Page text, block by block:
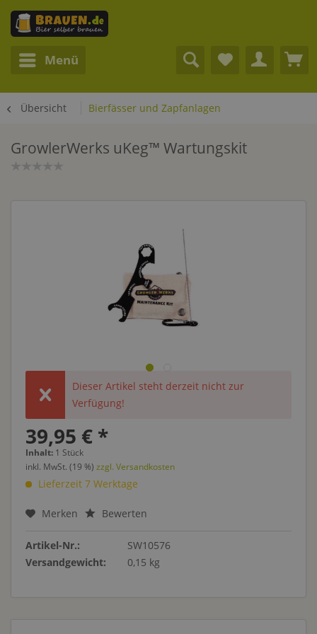
Menü
Übersicht Bierfässer und Zapfanlagen
GrowlerWerks uKeg™ Wartungskit
Dieser Artikel steht derzeit nicht zur
Verfügung!
39,95 € *
Inhalt: 1 Stück
inkl. MwSt. (19 %) zzgl. Versandkosten
Lieferzeit 7 Werktage
Merken Bewerten
Artikel-Nr.:
SW10576
Versandgewicht:
0,15 kg